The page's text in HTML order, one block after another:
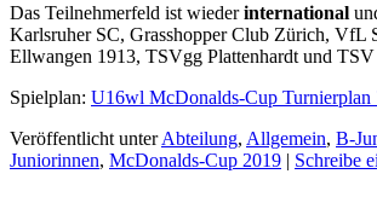
Das Teilnehmerfeld ist wiederinternational
Karlsruher SC, Grasshopper Club Zürich, VfL
Ellwangen 1913, TSVgg Plattenhardt und
Spielplan: U16wl McDonalds-Cup Turnierplan
Veröffentlicht unter Abteilung, Allgemein, B-
Juniorinnen, McDonalds-Cup 2019 | Schreibe